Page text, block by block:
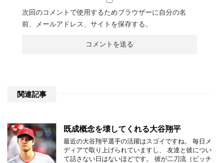
次回のコメントで使用するためブラウザーに自分の名
前、メールアドレス、サイトを保存する。
関連記事
既成概念を壊してくれる大谷翔平
最近の大谷翔平選手の活躍はスゴイですね。 毎日メ
ディアで取り上げられていますし、 友達と彼につい
て話さない日はないほどです。 彼が二刀流（ピッチ